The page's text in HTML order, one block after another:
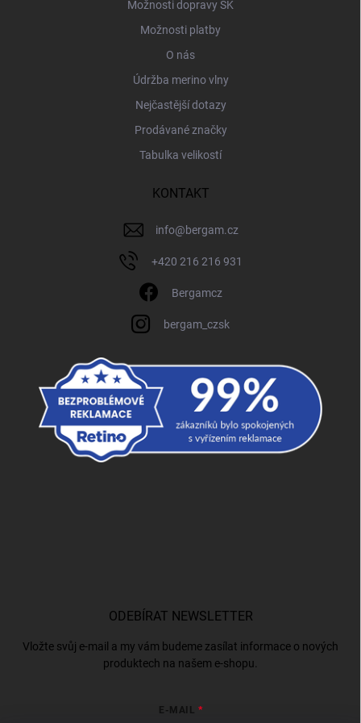
Možnosti dopravy SK
Možnosti platby
O nás
Údržba merino vlny
Nejčastější dotazy
Prodávané značky
Tabulka velikostí
KONTAKT
info@bergam.cz
+420 216 216 931
Bergamcz
bergam_czsk
ODEBÍRAT NEWSLETTER
Vložte svůj e-mail a my vám budeme zasílat informace o nových
produktech na našem e-shopu.
E-MAIL